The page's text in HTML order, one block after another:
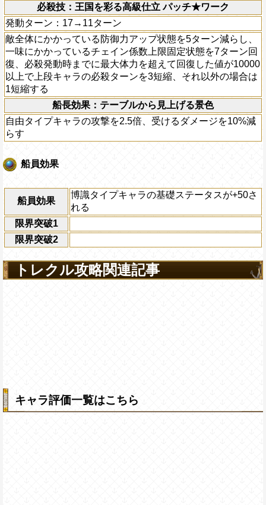
必殺技：王国を彩る高級仕立 パッチ★ワーク
発動ターン：17→11ターン
敵全体にかかっている防御力アップ状態を5ターン減らし、
一味にかかっているチェイン係数上限固定状態を7ターン回
復、必殺発動時までに最大体力を超えて回復した値が10000
以上で上段キャラの必殺ターンを3短縮、それ以外の場合は
1短縮する
船長効果：テーブルから見上げる景色
自由タイプキャラの攻撃を2.5倍、受けるダメージを10%減
らす
船員効果
船員効果
博識タイプキャラの基礎ステータスが+50さ
れる
限界突破1
限界突破2
トレクル攻略関連記事
キャラ評価一覧はこちら